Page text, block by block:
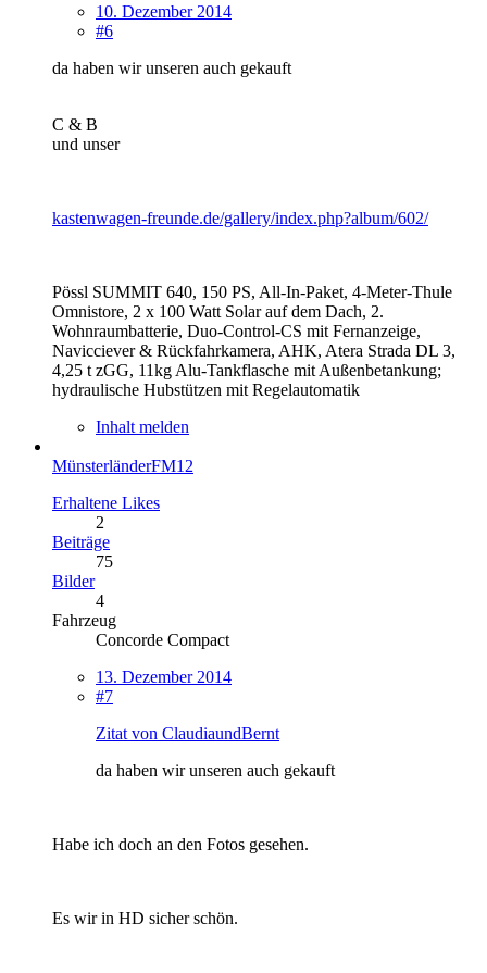
10. Dezember 2014
#6
da haben wir unseren auch gekauft
C & B
und unser
kastenwagen-freunde.de/gallery/index.php?album/602/
Pössl SUMMIT 640, 150 PS, All-In-Paket, 4-Meter-Thule
Omnistore, 2 x 100 Watt Solar auf dem Dach, 2.
Wohnraumbatterie, Duo-Control-CS mit Fernanzeige,
Navicciever & Rückfahrkamera, AHK, Atera Strada DL 3,
4,25 t zGG, 11kg Alu-Tankflasche mit Außenbetankung;
hydraulische Hubstützen mit Regelautomatik
Inhalt melden
MünsterländerFM12
Erhaltene Likes
2
Beiträge
75
Bilder
4
Fahrzeug
Concorde Compact
13. Dezember 2014
#7
Zitat von ClaudiaundBernt
da haben wir unseren auch gekauft
Habe ich doch an den Fotos gesehen.
Es wir in HD sicher schön.